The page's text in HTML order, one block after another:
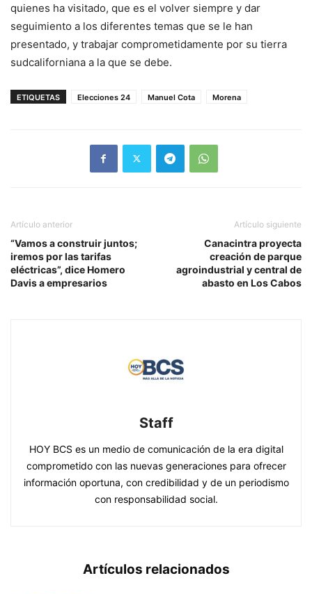
quienes ha visitado, que es el volver siempre y dar
seguimiento a los diferentes temas que se le han
presentado, y trabajar comprometidamente por su tierra
sudcaliforniana a la que se debe.
ETIQUETAS Elecciones 24 Manuel Cota Morena
Artículo anterior
“Vamos a construir juntos;
iremos por las tarifas
eléctricas”, dice Homero
Davis a empresarios
Artículo siguiente
Canacintra proyecta
creación de parque
agroindustrial y central de
abasto en Los Cabos
Staff
HOY BCS es un medio de comunicación de la era digital
comprometido con las nuevas generaciones para ofrecer
información oportuna, con credibilidad y de un periodismo
con responsabilidad social.
Artículos relacionados